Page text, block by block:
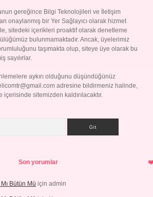
gereğince Bilgi Teknolojileri ve İletişim
onaylanmış bir Yer Sağlayıcı olarak hizmet
sitedeki içerikleri proaktif olarak denetleme
bulunmamaktadır. Ancak, üyelerimiz
taşımakta olup, siteye üye olarak bu
sayılırlar.
aykırı olduğunu düşündüğünüz
adresine bildirmeniz halinde,
sitemizden kaldırılacaktır.
Son yorumlar
Bütün Mü için admin